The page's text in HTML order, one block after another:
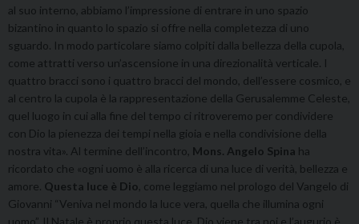
al suo interno, abbiamo l’impressione di entrare in uno spazio
bizantino in quanto lo spazio si offre nella completezza di uno
sguardo. In modo particolare siamo colpiti dalla bellezza della cupola,
come attratti verso un’ascensione in una direzionalità verticale. I
quattro bracci sono i quattro bracci del mondo, dell’essere cosmico, e
al centro la cupola è la rappresentazione della Gerusalemme Celeste,
quel luogo in cui alla fine del tempo ci ritroveremo per condividere
con Dio la pienezza dei tempi nella gioia e nella condivisione della
nostra vita». Al termine dell’incontro, Mons. Angelo Spina ha
ricordato che «ogni uomo è alla ricerca di una luce di verità, bellezza e
amore. Questa luce è Dio , come leggiamo nel prologo del Vangelo di
Giovanni “Veniva nel mondo la luce vera, quella che illumina ogni
uomo”. Il Natale è proprio questa luce. Dio viene tra noi e l’augurio è